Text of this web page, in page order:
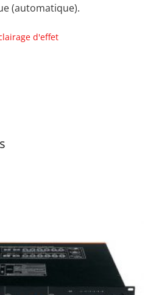
(automatique).
d'effet